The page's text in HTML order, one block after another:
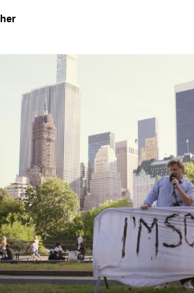
öffnen/schließen